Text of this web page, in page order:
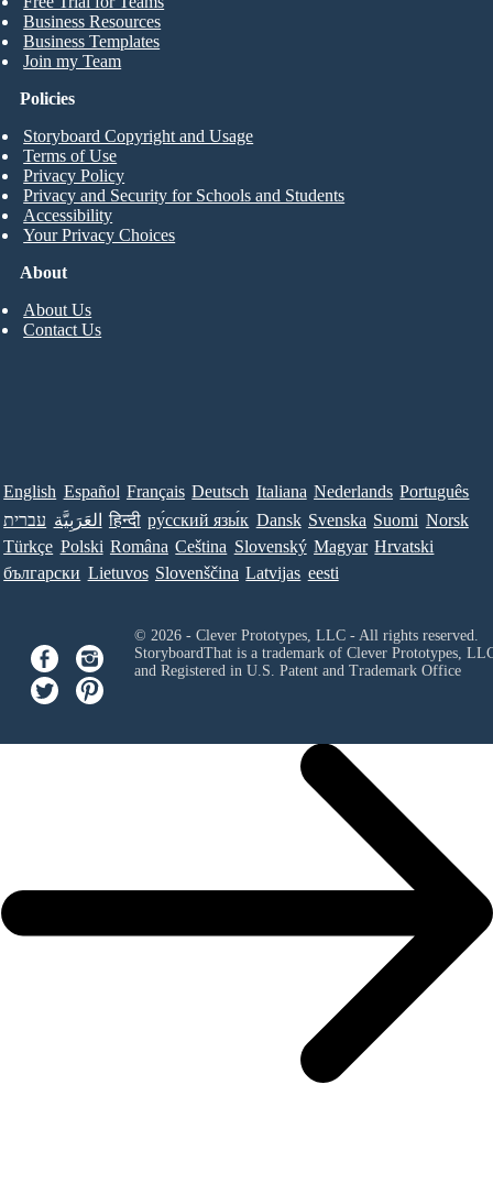
Business Resources
Business Templates
Join my Team
About
About Us
Contact Us
Policies
Storyboard Copyright and Usage
Terms of Use
Privacy Policy
Privacy and Security for Schools and Students
Accessibility
Your Privacy Choices
English Español Français Deutsch Italiana Nederlands Português
עברית العَرَبِيَّة हिन्दी ру́сский язы́к Dansk Svenska Suomi Norsk
Türkçe Polski Româna Ceština Slovenský Magyar Hrvatski
български Lietuvos Slovenščina Latvijas eesti
© 2026 - Clever Prototypes, LLC - All rights reserved.
StoryboardThat is a trademark of Clever Prototypes,
and Registered in U.S. Patent and Trademark Office